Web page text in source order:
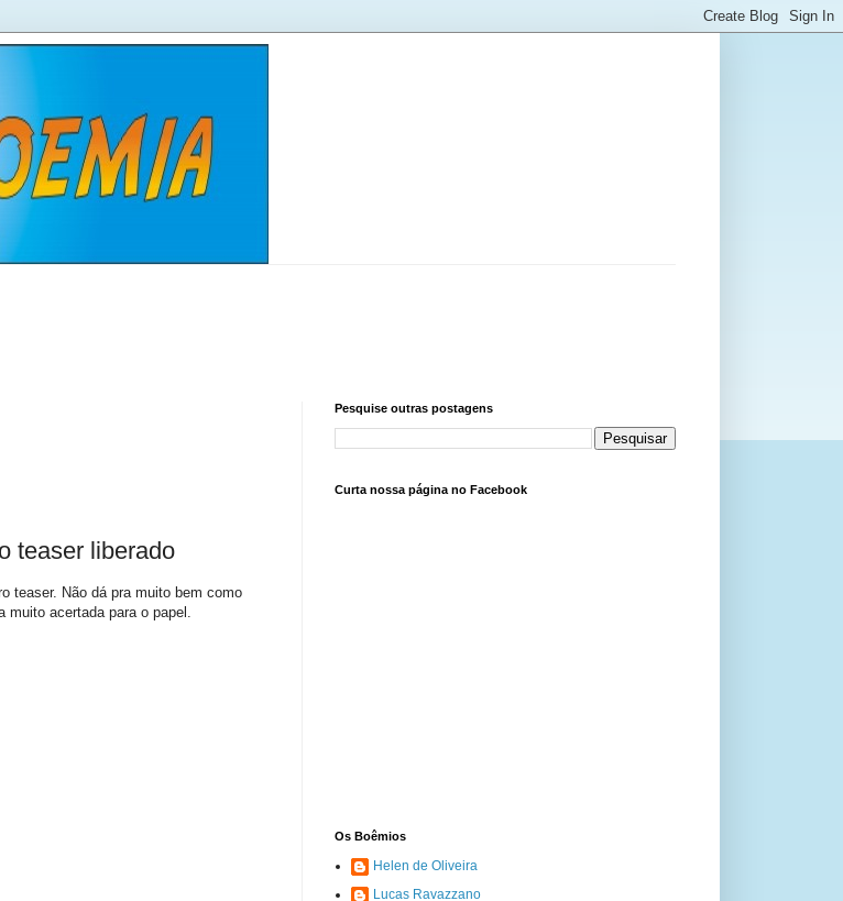
teaser liberado
teaser. Não dá pra muito bem como
acertada para o papel.
Pesquise outras postagens
Curta nossa página no Facebook
Os Boêmios
Helen de Oliveira
Lucas Ravazzano